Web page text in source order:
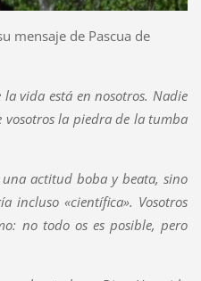
mensaje de Pascua de
vida está en nosotros. Nadie
vosotros la piedra de la tumba
actitud boba y beata, sino
incluso «científica». Vosotros
no todo os es posible, pero